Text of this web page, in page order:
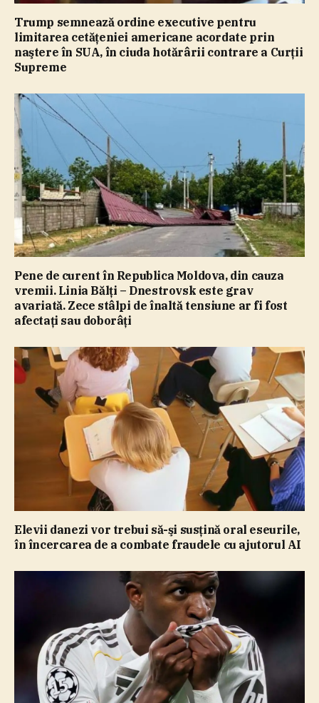
Trump semnează ordine executive pentru
limitarea cetăţeniei americane acordate prin
naştere în SUA, în ciuda hotărârii contrare a Curţii
Supreme
Pene de curent în Republica Moldova, din cauza
vremii. Linia Bălţi – Dnestrovsk este grav
avariată. Zece stâlpi de înaltă tensiune ar fi fost
afectaţi sau doborâţi
Elevii danezi vor trebui să-şi susţină oral eseurile,
în încercarea de a combate fraudele cu ajutorul AI